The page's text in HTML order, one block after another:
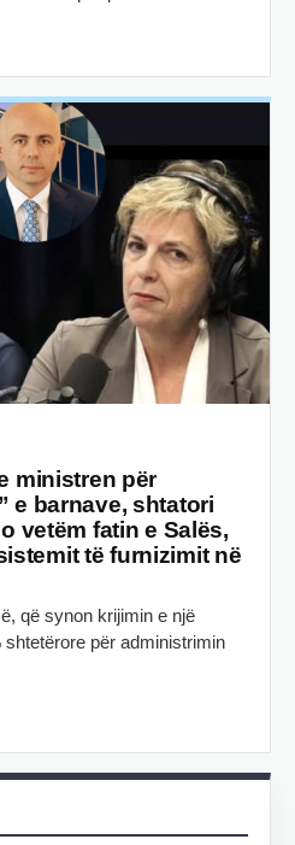
ministren për
e barnave, shtatori
vetëm fatin e Salës,
të furnizimit në
që synon krijimin e një
për administrimin